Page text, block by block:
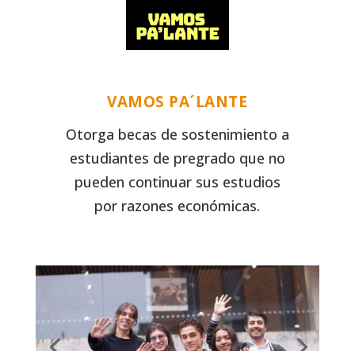
VAMOS PA´LANTE
Otorga becas de sostenimiento a
estudiantes de pregrado que no
pueden continuar sus estudios
por razones económicas.